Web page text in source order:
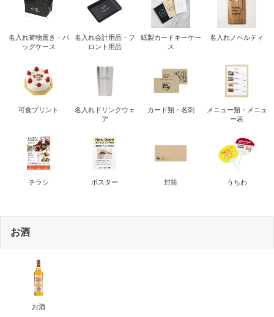
名入れ荷物置き・バ
ッグケース
名入れ会計用品・フ
ロント用品
紙製カードキーケー
ス
名入れノベルティ
可食プリント
名入れドリンクウェ
ア
カード類・名刺
メニュー類・メニュ
ー表
チラシ ポスター 封筒 うちわ
お酒
お酒